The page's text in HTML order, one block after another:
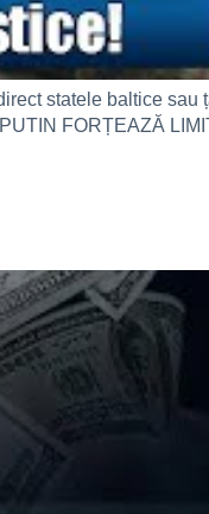
statele baltice sau
FORȚEAZĂ